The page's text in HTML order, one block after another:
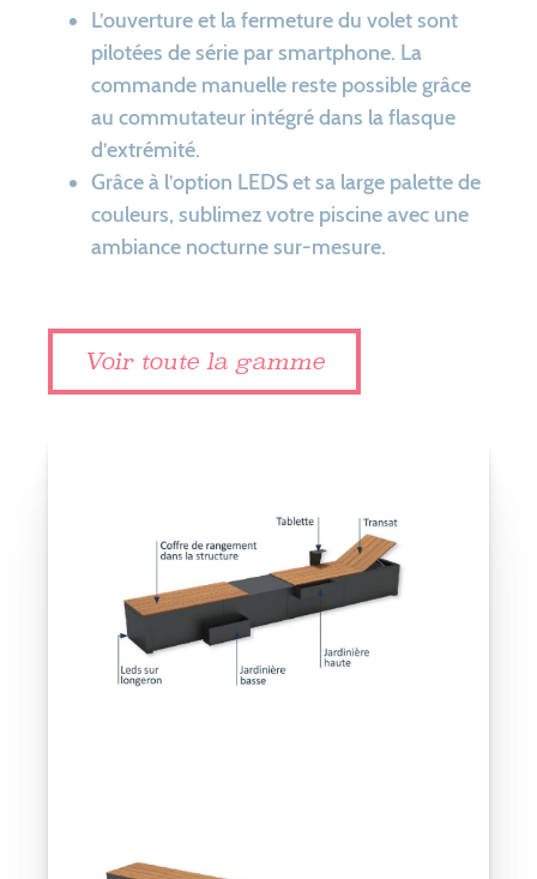
L’ouverture et la fermeture du volet sont
pilotées de série par smartphone. La
commande manuelle reste possible grâce
au commutateur intégré dans la flasque
d’extrémité.
Grâce à l’option LEDS et sa large palette de
couleurs, sublimez votre piscine avec une
ambiance nocturne sur-mesure.
Voir toute la gamme